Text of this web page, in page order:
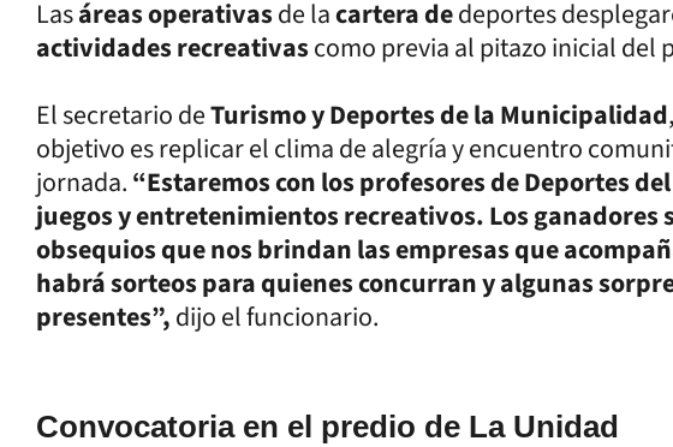
Lasáreas operativasde lacartera dedeportes
actividades recreativascomo previa al pitazo inicial del
El secretario deTurismo y Deportes de la Municipalidad
objetivo es replicar el clima de alegría y encuentro
jornada.“Estaremos con los profesores de Deportes
juegos y entretenimientos recreativos. Los ganadores
obsequios que nos brindan las empresas que
habrá sorteos para quienes concurran y algunas
presentes”,dijo el funcionario.
Convocatoria en el predio de La Unidad